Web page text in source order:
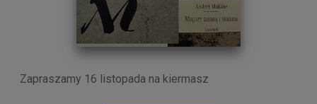
Zapraszamy 16 listopada na kiermasz